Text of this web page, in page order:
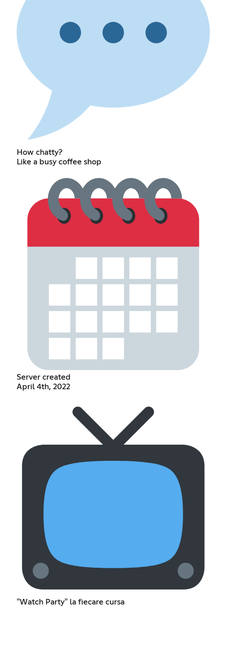
How chatty?
Like a busy coffee shop
Server created
April 4th, 2022
"Watch Party" la fiecare cursa